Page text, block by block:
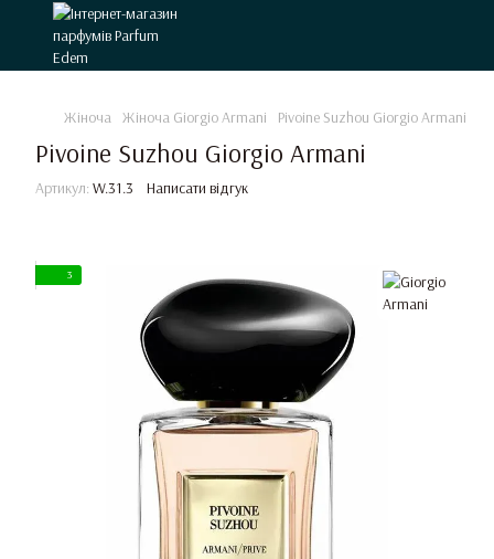
Жіноча Жіноча Giorgio Armani Pivoine Suzhou Giorgio Armani
Pivoine Suzhou Giorgio Armani
Артикул: W.31.3 Написати відгук
3